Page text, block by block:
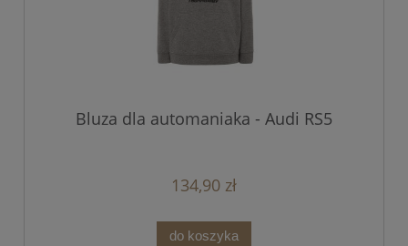
Bluza dla automaniaka - Audi RS5
134,90 zł
do koszyka